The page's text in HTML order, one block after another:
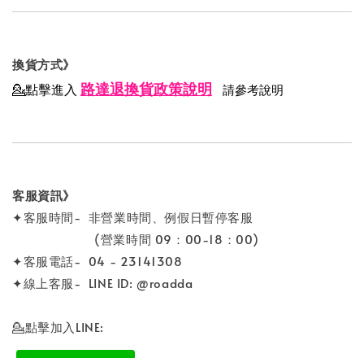
換貨方式》
💁點擊進入 路達退換貨政策說明 請參考說明
客服資訊》
✦客服時間- 非營業時間、例假日暫停客服
(營業時間 09：00-18：00)
✦客服電話- 04 - 23141308
✦線上客服- LINE ID: @roadda
💁點擊加入LINE: